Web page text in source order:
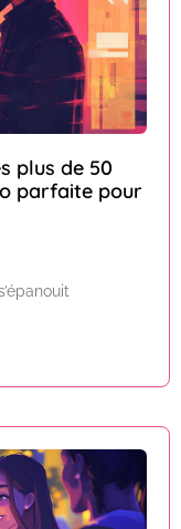
plus de 50
parfaite pour